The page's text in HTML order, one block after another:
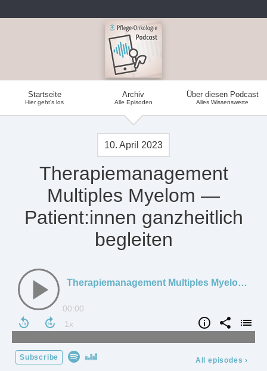
Startseite
Hier geht's los
Archiv
Alle Episoden
Über diesen Podcast
Alles Wissenswerte
10. April 2023
Therapiemanagement
Multiples Myelom —
Patient:innen ganzheitlich
begleiten
Therapiemanagement Multiples Myelom — Patient:innen ganzheitlich begleiten
00:00
Subscribe All episodes ›